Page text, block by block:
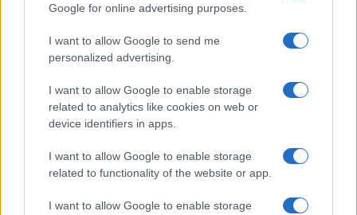
Google for online advertising purposes.
I want to allow Google to send me
personalized advertising.
I want to allow Google to enable storage
related to analytics like cookies on web or
device identifiers in apps.
I want to allow Google to enable storage
related to functionality of the website or app.
I want to allow Google to enable storage
Ripensare le tecnologie umanitarie oltre i criteri dei
Martina Marchesi · 10 Lug 2026